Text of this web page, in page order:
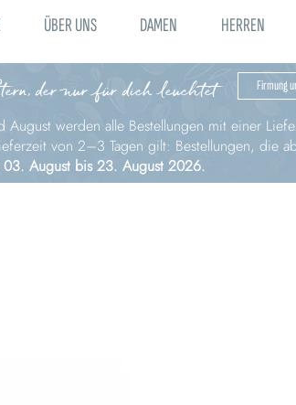
ÜBER UNS DAMEN HERREN
der nur für dich leuchtet Firmung
August werden alle Bestellungen mit einer
von 2–3 Tagen gilt: Bestellungen, die
03. August bis 23. August 2026.